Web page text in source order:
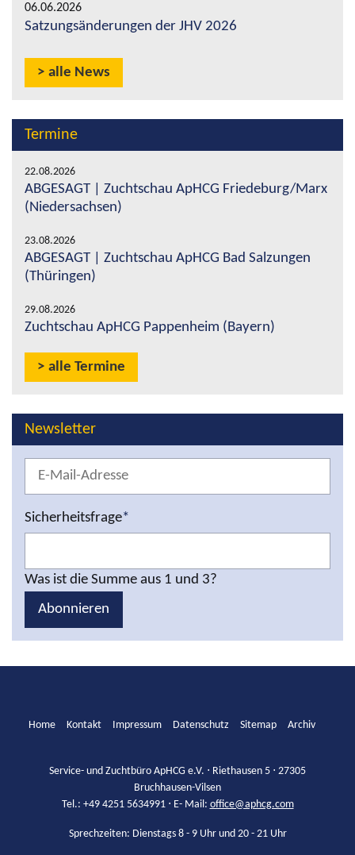
06.06.2026
Satzungsänderungen der JHV 2026
alle News
Termine
22.08.2026
ABGESAGT | Zuchtschau ApHCG Friedeburg/Marx
(Niedersachsen)
23.08.2026
ABGESAGT | Zuchtschau ApHCG Bad Salzungen
(Thüringen)
29.08.2026
Zuchtschau ApHCG Pappenheim (Bayern)
alle Termine
Newsletter
Sicherheitsfrage*
Was ist die Summe aus 1 und 3?
Abonnieren
Home Kontakt Impressum Datenschutz Sitemap Archiv
Service- und Zuchtbüro ApHCG e.V. ⋅ Riethausen 5 ⋅ 27305
Bruchhausen-Vilsen
Tel.: +49 4251 5634991 ⋅ E- Mail: office@aphcg.com
Sprechzeiten: Dienstags 8 - 9 Uhr und 20 - 21 Uhr